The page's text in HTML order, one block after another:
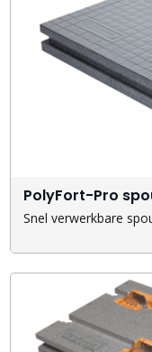
PolyFort-Pro
Snel verwerkbare